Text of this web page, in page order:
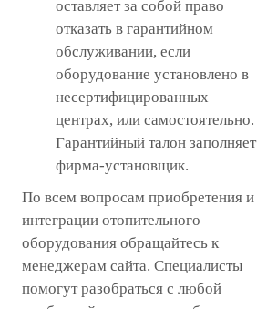
оставляет за собой право
отказать в гарантийном
обслуживании, если
оборудование установлено в
несертифицированных
центрах, или самостоятельно.
Гарантийный талон заполняет
фирма-установщик.
По всем вопросам приобретения и
интеграции отопительного
оборудования обращайтесь к
менеджерам сайта. Специалисты
помогут разобраться с любой